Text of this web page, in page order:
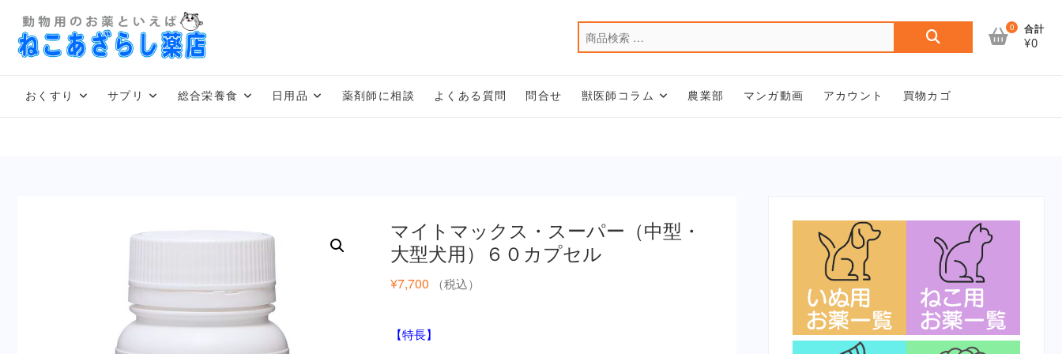
content
0 合計
¥0
おくすり サプリ 総合栄養食 日用品 薬剤師に相談 よくある質問 問合せ 獣医師コラム 農業部 マンガ動画 アカウント 買物カゴ
マイトマックス・スーパー（中型・
大型犬用）６０カプセル
¥7,700 （税込）
【特長】